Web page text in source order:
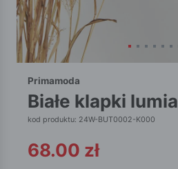
Primamoda
białe klapki lumia
kod produktu: 24W-BUT0002-K000
68.00 zł